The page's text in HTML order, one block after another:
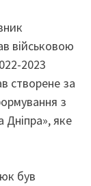
військовою
2023
створене за
з
Дніпра», яке
був